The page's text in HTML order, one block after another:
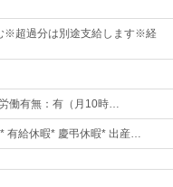
※超過分は別途支給します※経
働有無：有（月10時…
有給休暇* 慶弔休暇* 出産…